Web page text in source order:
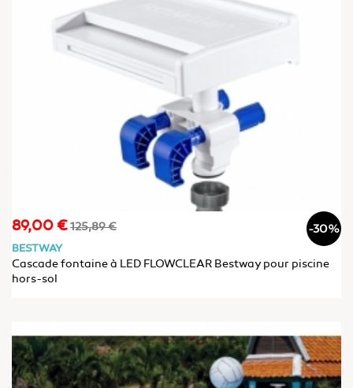
Prix
89,00 €Prix
125,89 € -30%
BESTWAY
Cascade fontaine à LED FLOWCLEAR Bestway pour piscine
hors-sol